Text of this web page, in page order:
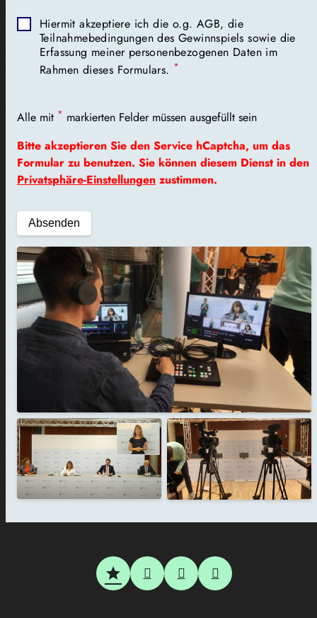
Hiermit akzeptiere ich die o.g. AGB, die
Teilnahmebedingungen des Gewinnspiels sowie die
Erfassung meiner personenbezogenen Daten im
Rahmen dieses Formulars. *
Alle mit * markierten Felder müssen ausgefüllt sein
Bitte akzeptieren Sie den Service hCaptcha, um das
Formular zu benutzen. Sie können diesem Dienst in den
Privatsphäre-Einstellungen zustimmen.